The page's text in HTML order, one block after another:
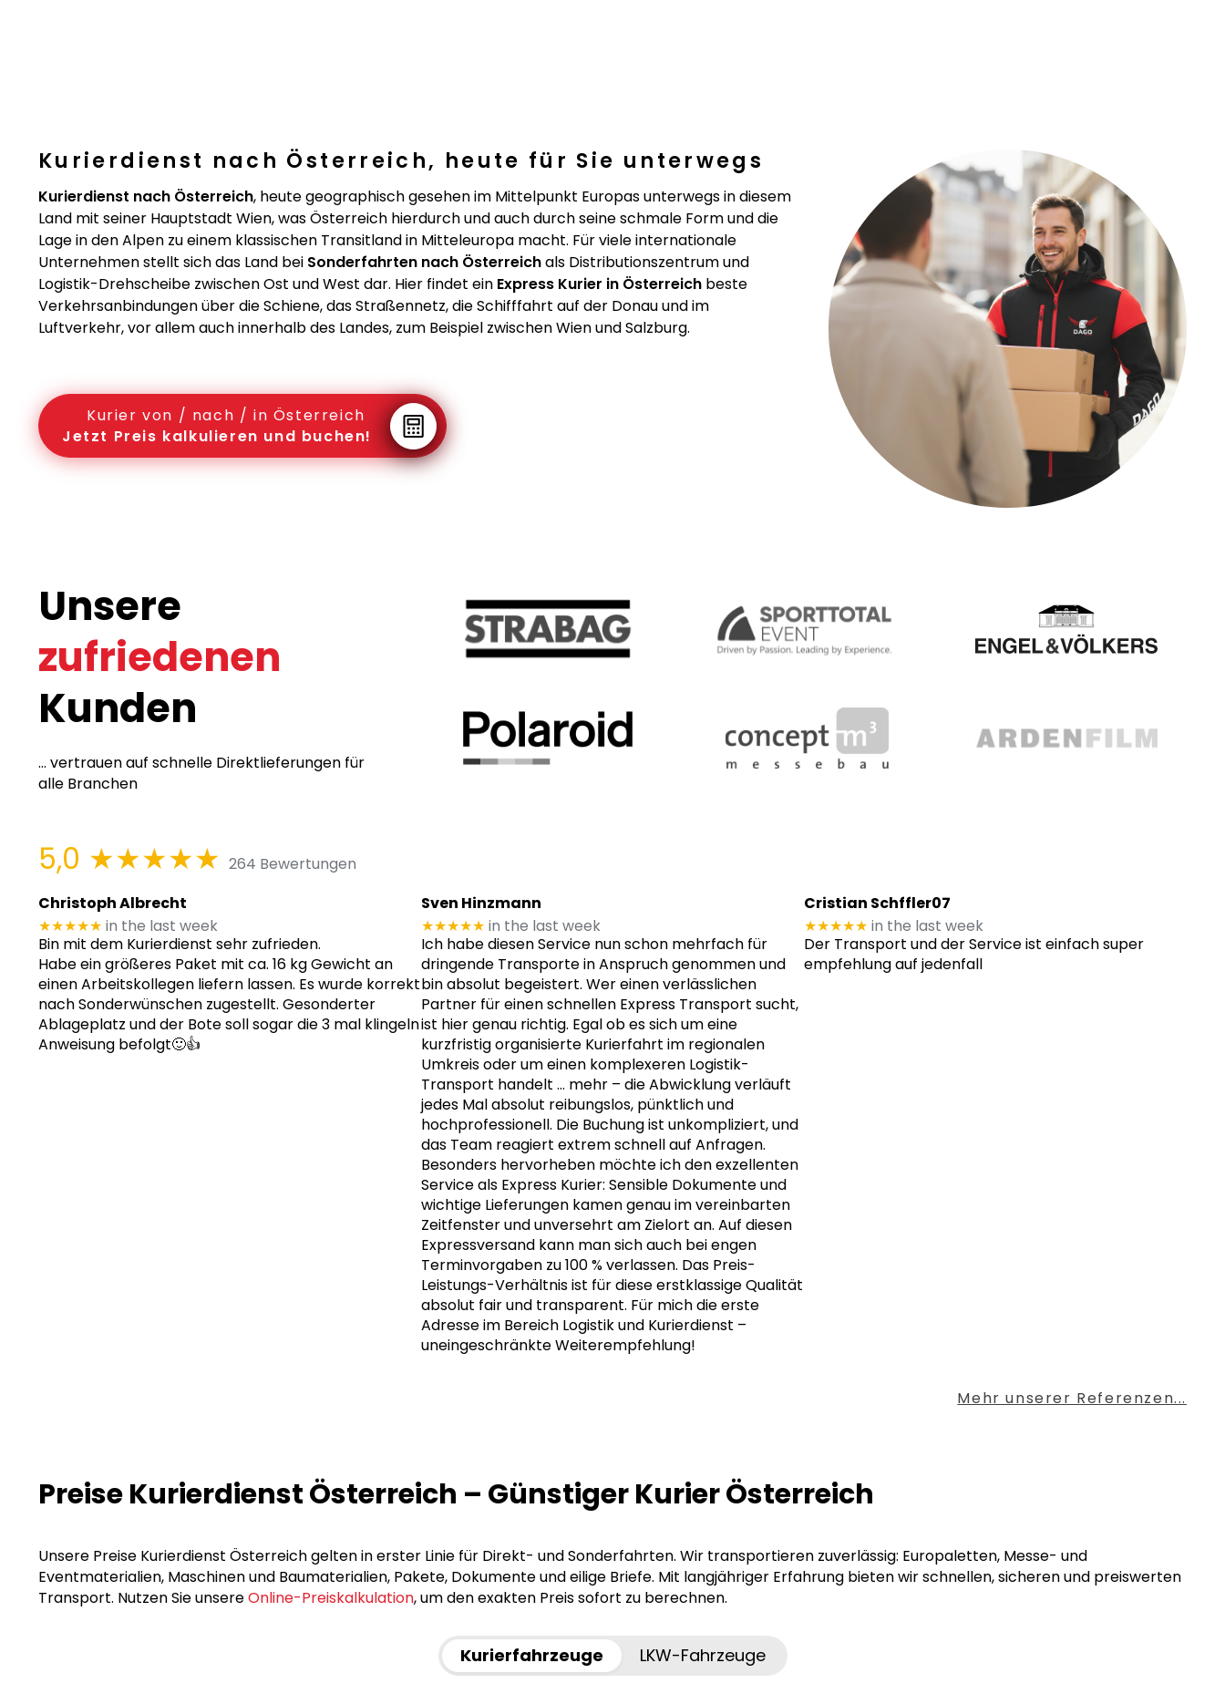
Kurierdienst nach Österreich, heute für Sie unterwegs
Kurierdienst nach Österreich, heute geographisch gesehen im Mittelpunkt Europas unterwegs in diesem
Land mit seiner Hauptstadt Wien, was Österreich hierdurch und auch durch seine schmale Form und die
Lage in den Alpen zu einem klassischen Transitland in Mitteleuropa macht. Für viele internationale
Unternehmen stellt sich das Land bei Sonderfahrten nach Österreichals Distributionszentrum und
Logistik-Drehscheibe zwischen Ost und West dar. Hier findet ein Express Kurier in Österreich beste
Verkehrsanbindungen über die Schiene, das Straßennetz, die Schifffahrt auf der Donau und im
Luftverkehr, vor allem auch innerhalb des Landes, zum Beispiel zwischen Wien und Salzburg.
Kurier von / nach / in Österreich
Jetzt Preis kalkulieren und buchen!
Unsere
zufriedenen
Kunden
... vertrauen auf schnelle Direktlieferungen für
alle Branchen
5,0 ★★★★★ 264 Bewertungen
Christoph Albrecht
★★★★★ in the last week
Bin mit dem Kurierdienst sehr zufrieden.
Habe ein größeres Paket mit ca. 16 kg Gewicht an
einen Arbeitskollegen liefern lassen. Es wurde korrekt
nach Sonderwünschen zugestellt. Gesonderter
Ablageplatz und der Bote soll sogar die 3 mal klingeln
Anweisung befolgt🙂👍
Sven Hinzmann
★★★★★ in the last week
Ich habe diesen Service nun schon mehrfach für
dringende Transporte in Anspruch genommen und
bin absolut begeistert. Wer einen verlässlichen
Partner für einen schnellen Express Transport sucht,
ist hier genau richtig. Egal ob es sich um eine
kurzfristig organisierte Kurierfahrt im regionalen
Umkreis oder um einen komplexeren Logistik-
Transport handelt … mehr– die Abwicklung verläuft
jedes Mal absolut reibungslos, pünktlich und
hochprofessionell. Die Buchung ist unkompliziert, und
das Team reagiert extrem schnell auf Anfragen.
Besonders hervorheben möchte ich den exzellenten
Service als Express Kurier: Sensible Dokumente und
wichtige Lieferungen kamen genau im vereinbarten
Zeitfenster und unversehrt am Zielort an. Auf diesen
Expressversand kann man sich auch bei engen
Terminvorgaben zu 100 % verlassen. Das Preis-
Leistungs-Verhältnis ist für diese erstklassige Qualität
absolut fair und transparent. Für mich die erste
Adresse im Bereich Logistik und Kurierdienst –
uneingeschränkte Weiterempfehlung!
Cristian Schffler07
★★★★★ in the last week
Der Transport und der Service ist einfach super
empfehlung auf jedenfall
Mehr unserer Referenzen...
Preise Kurierdienst Österreich – Günstiger Kurier Österreich
Unsere Preise Kurierdienst Österreich gelten in erster Linie für Direkt- und Sonderfahrten. Wir transportieren zuverlässig: Europaletten, Messe- und
Eventmaterialien, Maschinen und Baumaterialien, Pakete, Dokumente und eilige Briefe. Mit langjähriger Erfahrung bieten wir schnellen, sicheren und preiswerten
Transport. Nutzen Sie unsereOnline-Preiskalkulation, um den exakten Preis sofort zu berechnen.
Kurierfahrzeuge LKW-Fahrzeuge